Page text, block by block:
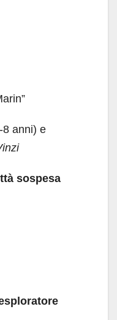
8 anni) e
sospesa